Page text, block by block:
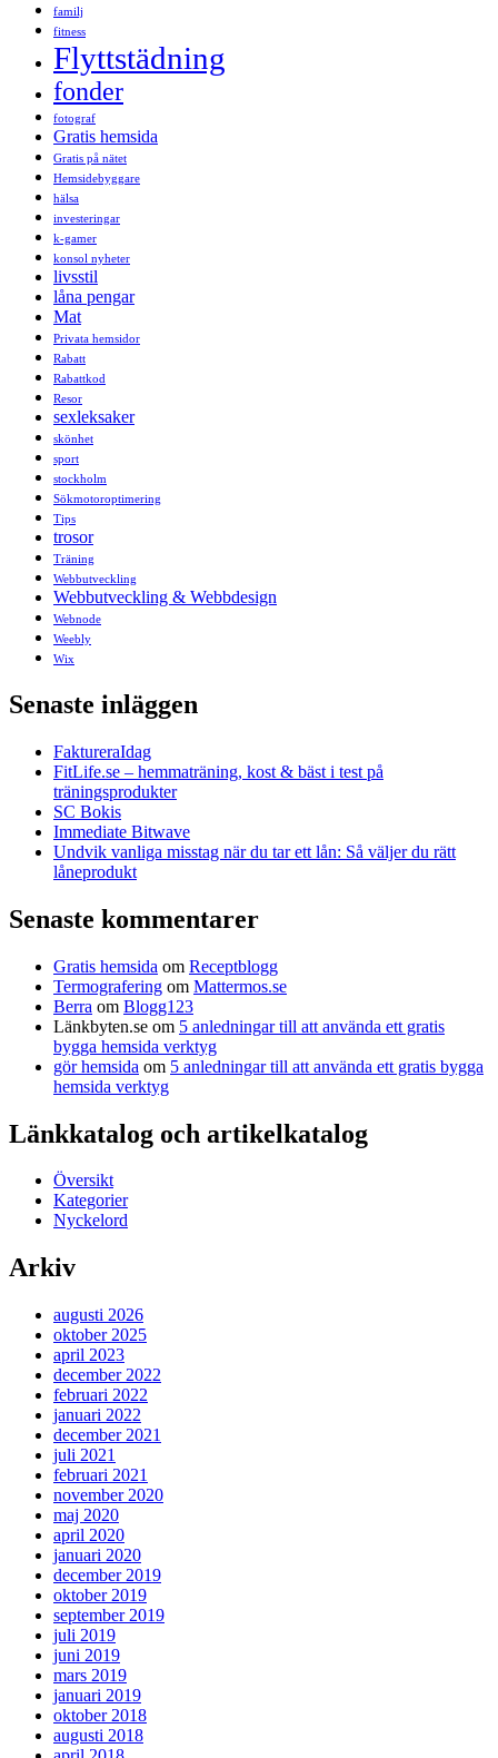
familj
fitness
Flyttstädning
fonder
fotograf
Gratis hemsida
Gratis på nätet
Hemsidebyggare
hälsa
investeringar
k-gamer
konsol nyheter
livsstil
låna pengar
Mat
Privata hemsidor
Rabatt
Rabattkod
Resor
sexleksaker
skönhet
sport
stockholm
Sökmotoroptimering
Tips
trosor
Träning
Webbutveckling
Webbutveckling & Webbdesign
Webnode
Weebly
Wix
Senaste inläggen
FaktureraIdag
FitLife.se – hemmaträning, kost & bäst i test på
träningsprodukter
SC Bokis
Immediate Bitwave
Undvik vanliga misstag när du tar ett lån: Så väljer du rätt
låneprodukt
Senaste kommentarer
Gratis hemsida om Receptblogg
Termografering om Mattermos.se
Berra om Blogg123
Länkbyten.se om 5 anledningar till att använda ett gratis
bygga hemsida verktyg
gör hemsida om 5 anledningar till att använda ett gratis bygga
hemsida verktyg
Länkkatalog och artikelkatalog
Översikt
Kategorier
Nyckelord
Arkiv
augusti 2026
oktober 2025
april 2023
december 2022
februari 2022
januari 2022
december 2021
juli 2021
februari 2021
november 2020
maj 2020
april 2020
januari 2020
december 2019
oktober 2019
september 2019
juli 2019
juni 2019
mars 2019
januari 2019
oktober 2018
augusti 2018